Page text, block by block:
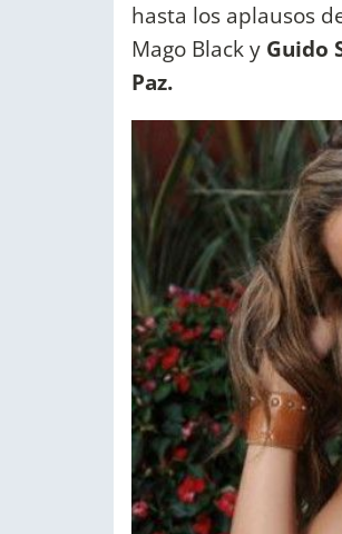
hasta los aplausos
Mago Black y Guido
Paz.